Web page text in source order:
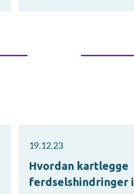
19.12.23
Hvordan kartlegge
ferdselshindringer i